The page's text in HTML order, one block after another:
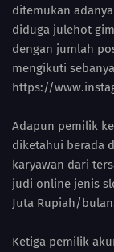
ditemukan
diduga julehot
dengan jumlah
mengikuti
https://
Adapun pemilik
diketahui berada
karyawan dari
judi online jenis
Juta Rupiah/
Ketiga pemilik